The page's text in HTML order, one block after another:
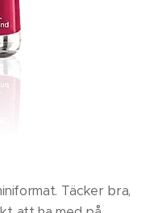
Täcker bra,